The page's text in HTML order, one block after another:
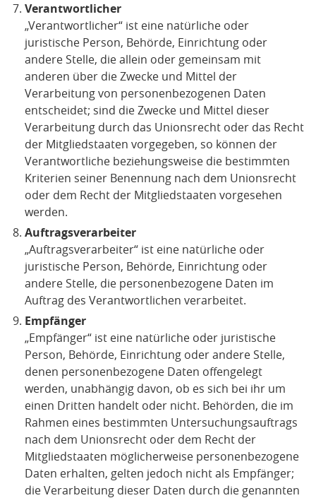
Verantwortlicher
„Verantwortlicher“ ist eine natürliche oder
juristische Person, Behörde, Einrichtung oder
andere Stelle, die allein oder gemeinsam mit
anderen über die Zwecke und Mittel der
Verarbeitung von personenbezogenen Daten
entscheidet; sind die Zwecke und Mittel dieser
Verarbeitung durch das Unionsrecht oder das Recht
der Mitgliedstaaten vorgegeben, so können der
Verantwortliche beziehungsweise die bestimmten
Kriterien seiner Benennung nach dem Unionsrecht
oder dem Recht der Mitgliedstaaten vorgesehen
werden.
Auftragsverarbeiter
„Auftragsverarbeiter“ ist eine natürliche oder
juristische Person, Behörde, Einrichtung oder
andere Stelle, die personenbezogene Daten im
Auftrag des Verantwortlichen verarbeitet.
Empfänger
„Empfänger“ ist eine natürliche oder juristische
Person, Behörde, Einrichtung oder andere Stelle,
denen personenbezogene Daten offengelegt
werden, unabhängig davon, ob es sich bei ihr um
einen Dritten handelt oder nicht. Behörden, die im
Rahmen eines bestimmten Untersuchungsauftrags
nach dem Unionsrecht oder dem Recht der
Mitgliedstaaten möglicherweise personenbezogene
Daten erhalten, gelten jedoch nicht als Empfänger;
die Verarbeitung dieser Daten durch die genannten